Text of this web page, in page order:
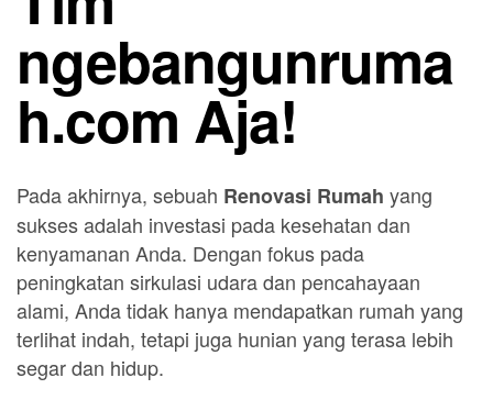
ngebangunruma
h.com Aja!
Pada akhirnya, sebuah Renovasi Rumah yang
sukses adalah investasi pada kesehatan dan
kenyamanan Anda. Dengan fokus pada
peningkatan sirkulasi udara dan pencahayaan
alami, Anda tidak hanya mendapatkan rumah yang
terlihat indah, tetapi juga hunian yang terasa lebih
segar dan hidup.